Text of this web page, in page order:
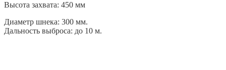
Высота захвата: 450 мм
Диаметр шнека: 300 мм.
Дальность выброса: до 10 м.